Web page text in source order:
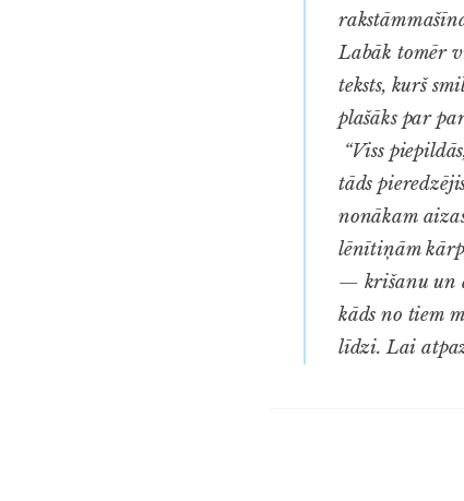
Labāk tomēr
teksts, kurš
plašāks par
“Viss
tāds
nonākam
lēnītiņām
— krišanu un
kāds no tiem
līdzi. Lai